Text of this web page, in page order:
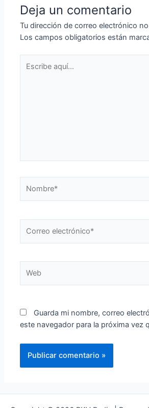
Deja un comentario
Tu dirección de correo electrónico
Los campos obligatorios están
aquí...
electrónico*
Guarda mi nombre, correo
este navegador para la próxima vez